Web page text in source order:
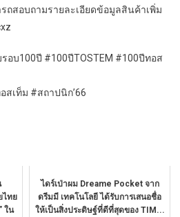
ถสอบถามรายละเอียดข้อมูลสินค้าเพิ่ม
อบ100ปี #100ปีTOSTEM #100ปีทอส
สเท็ม #สถาปนิก’66
ไทย
ใน
ไดร์เป่าผม Dreame Pocket จาก
ดรีมมี เทคโนโลยี ได้รับการเสนอชื่อ
ให้เป็นสิ่งประดิษฐ์ที่ดีที่สุดของ TIM...